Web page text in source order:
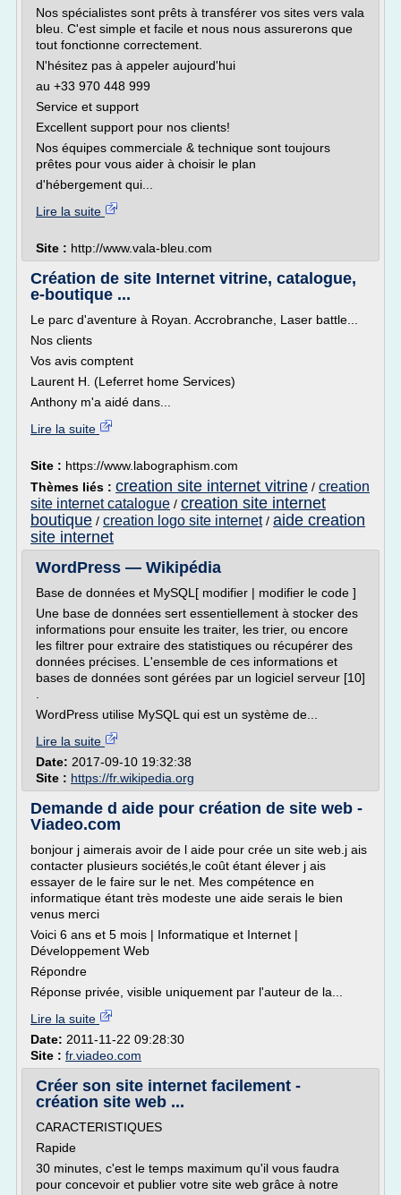
Nos spécialistes sont prêts à transférer vos sites vers vala
bleu. C'est simple et facile et nous nous assurerons que
tout fonctionne correctement.
N'hésitez pas à appeler aujourd'hui
au +33 970 448 999
Service et support
Excellent support pour nos clients!
Nos équipes commerciale & technique sont toujours
prêtes pour vous aider à choisir le plan
d'hébergement qui...
Lire la suite
Site : http://www.vala-bleu.com
Création de site Internet vitrine, catalogue,
e-boutique ...
Le parc d'aventure à Royan. Accrobranche, Laser battle...
Nos clients
Vos avis comptent
Laurent H. (Leferret home Services)
Anthony m'a aidé dans...
Lire la suite
Site : https://www.labographism.com
Thèmes liés : creation site internet vitrine / creation
site internet catalogue / creation site internet
boutique / creation logo site internet/ aide creation
site internet
WordPress — Wikipédia
Base de données et MySQL[ modifier | modifier le code ]
Une base de données sert essentiellement à stocker des
informations pour ensuite les traiter, les trier, ou encore
les filtrer pour extraire des statistiques ou récupérer des
données précises. L'ensemble de ces informations et
bases de données sont gérées par un logiciel serveur [10]
WordPress utilise MySQL qui est un système de...
Lire la suite
Date: 2017-09-10 19:32:38
Site : https://fr.wikipedia.org
Demande d aide pour création de site web -
Viadeo.com
bonjour j aimerais avoir de l aide pour crée un site web.j ais
contacter plusieurs sociétés,le coût étant élever j ais
essayer de le faire sur le net. Mes compétence en
informatique étant très modeste une aide serais le bien
venus merci
Voici 6 ans et 5 mois | Informatique et Internet |
Développement Web
Répondre
Réponse privée, visible uniquement par l'auteur de la...
Lire la suite
Date: 2011-11-22 09:28:30
Site : fr.viadeo.com
Créer son site internet facilement -
création site web ...
CARACTERISTIQUES
Rapide
30 minutes, c'est le temps maximum qu'il vous faudra
pour concevoir et publier votre site web grâce à notre